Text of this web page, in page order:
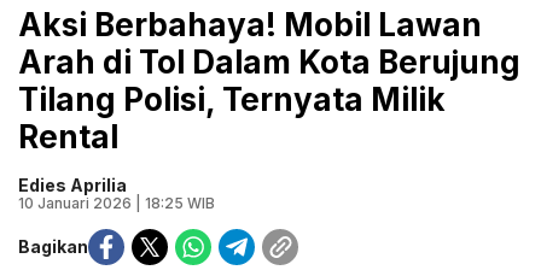
Aksi Berbahaya! Mobil Lawan
Arah di Tol Dalam Kota Berujung
Tilang Polisi, Ternyata Milik
Rental
Edies Aprilia
10 Januari 2026 | 18:25 WIB
Bagikan